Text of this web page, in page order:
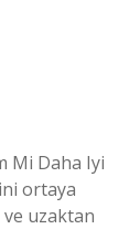
Mi Daha Iyi
ortaya
ve uzaktan